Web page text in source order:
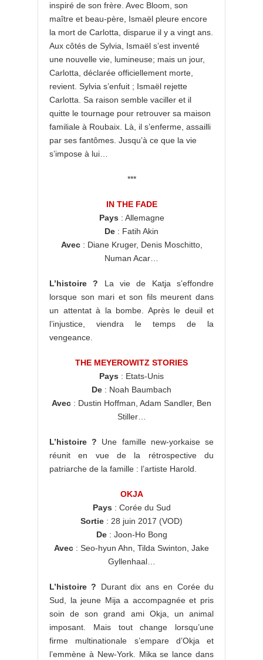
inspiré de son frère. Avec Bloom, son
maître et beau-père, Ismaël pleure encore
la mort de Carlotta, disparue il y a vingt ans.
Aux côtés de Sylvia, Ismaël s’est inventé
une nouvelle vie, lumineuse; mais un jour,
Carlotta, déclarée officiellement morte,
revient. Sylvia s’enfuit ; Ismaël rejette
Carlotta. Sa raison semble vaciller et il
quitte le tournage pour retrouver sa maison
familiale à Roubaix. Là, il s’enferme, assailli
par ses fantômes. Jusqu’à ce que la vie
s’impose à lui…
***
IN THE FADE
Pays : Allemagne
De : Fatih Akin
Avec: Diane Kruger, Denis Moschitto,
Numan Acar…
L’histoire ? La vie de Katja s’effondre
lorsque son mari et son fils meurent dans
un attentat à la bombe. Après le deuil et
l’injustice, viendra le temps de la
vengeance.
THE MEYEROWITZ STORIES
Pays : Etats-Unis
De : Noah Baumbach
Avec : Dustin Hoffman, Adam Sandler, Ben
Stiller…
L’histoire ? Une famille new-yorkaise se
réunit en vue de la rétrospective du
patriarche de la famille : l’artiste Harold.
OKJA
Pays : Corée du Sud
Sortie : 28 juin 2017 (VOD)
De: Joon-Ho Bong
Avec : Seo-hyun Ahn, Tilda Swinton, Jake
Gyllenhaal…
L’histoire ? Durant dix ans en Corée du
Sud, la jeune Mija a accompagnée et pris
soin de son grand ami Okja, un animal
imposant. Mais tout change lorsqu’une
firme multinationale s’empare d’Okja et
l’emmène à New-York. Mika se lance dans